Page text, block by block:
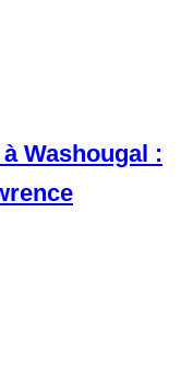
Washougal :